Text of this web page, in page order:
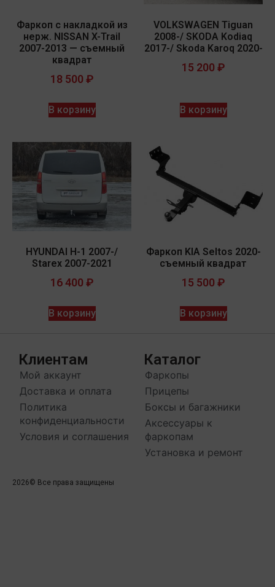
Фаркоп с накладкой из
нерж. NISSAN X-Trail
2007-2013 — съемный
квадрат
18 500 ₽
В корзину
VOLKSWAGEN Tiguan
2008-/ SKODA Kodiaq
2017-/ Skoda Karoq 2020-
15 200 ₽
В корзину
HYUNDAI H-1 2007-/
Starex 2007-2021
16 400 ₽
В корзину
Фаркоп KIA Seltos 2020-
съемный квадрат
15 500 ₽
В корзину
Клиентам
Мой аккаунт
Доставка и оплата
Политика
конфиденциальности
Условия и соглашения
Каталог
Фаркопы
Прицепы
Боксы и багажники
Аксессуары к
фаркопам
Установка и ремонт
2026© Все права защищены